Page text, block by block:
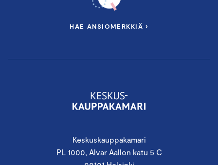
Keskuskauppakamari
PL 1000, Alvar Aallon katu 5 C
HAE ANSIOMERKKIÄ ›